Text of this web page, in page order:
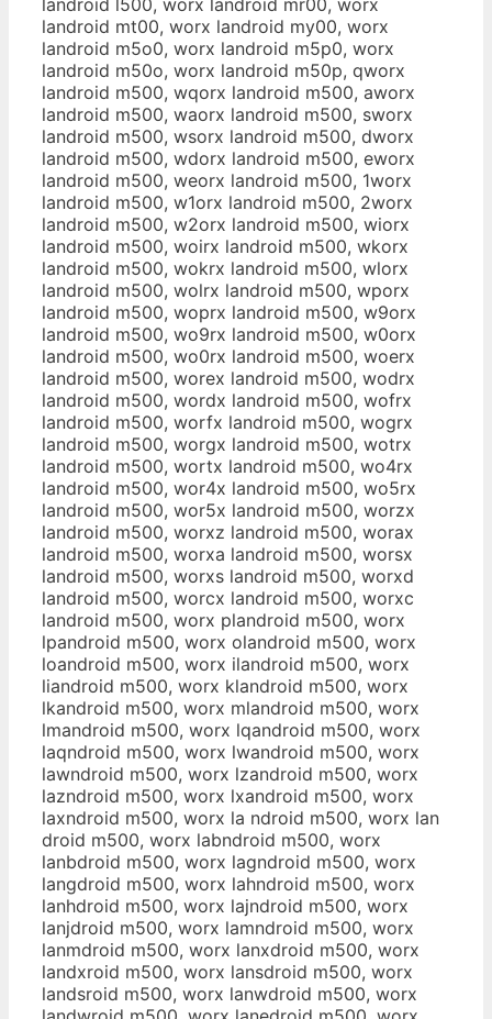
landroid mt00, worx landroid my00, worx
landroid m5o0, worx landroid m5p0, worx
landroid m50o, worx landroid m50p, qworx
landroid m500, wqorx landroid m500, aworx
landroid m500, waorx landroid m500, sworx
landroid m500, wsorx landroid m500, dworx
landroid m500, wdorx landroid m500, eworx
landroid m500, weorx landroid m500, 1worx
landroid m500, w1orx landroid m500, 2worx
landroid m500, w2orx landroid m500, wiorx
landroid m500, woirx landroid m500, wkorx
landroid m500, wokrx landroid m500, wlorx
landroid m500, wolrx landroid m500, wporx
landroid m500, woprx landroid m500, w9orx
landroid m500, wo9rx landroid m500, w0orx
landroid m500, wo0rx landroid m500, woerx
landroid m500, worex landroid m500, wodrx
landroid m500, wordx landroid m500, wofrx
landroid m500, worfx landroid m500, wogrx
landroid m500, worgx landroid m500, wotrx
landroid m500, wortx landroid m500, wo4rx
landroid m500, wor4x landroid m500, wo5rx
landroid m500, wor5x landroid m500, worzx
landroid m500, worxz landroid m500, worax
landroid m500, worxa landroid m500, worsx
landroid m500, worxs landroid m500, worxd
landroid m500, worcx landroid m500, worxc
landroid m500, worx plandroid m500, worx
lpandroid m500, worx olandroid m500, worx
loandroid m500, worx ilandroid m500, worx
liandroid m500, worx klandroid m500, worx
lkandroid m500, worx mlandroid m500, worx
lmandroid m500, worx lqandroid m500, worx
laqndroid m500, worx lwandroid m500, worx
lawndroid m500, worx lzandroid m500, worx
lazndroid m500, worx lxandroid m500, worx
laxndroid m500, worx la ndroid m500, worx lan
droid m500, worx labndroid m500, worx
lanbdroid m500, worx lagndroid m500, worx
langdroid m500, worx lahndroid m500, worx
lanhdroid m500, worx lajndroid m500, worx
lanjdroid m500, worx lamndroid m500, worx
lanmdroid m500, worx lanxdroid m500, worx
landxroid m500, worx lansdroid m500, worx
landsroid m500, worx lanwdroid m500, worx